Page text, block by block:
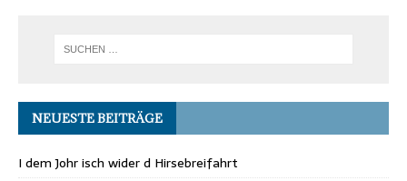
NEUESTE BEITRÄGE
I dem Johr isch wider d Hirsebreifahrt